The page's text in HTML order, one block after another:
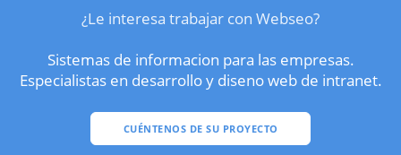
¿Le interesa trabajar con Webseo?
Sistemas de informacion para las empresas.
Especialistas en desarrollo y diseno web de intranet.
CUÉNTENOS DE SU PROYECTO